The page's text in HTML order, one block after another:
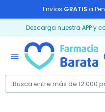
Envíos GRATIS a
Descarga nuestra APP y
menu